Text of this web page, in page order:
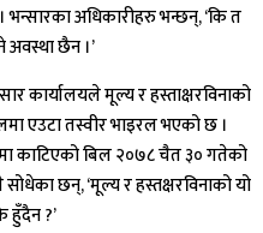
अधिकारीहरु भन्छन्, ‘कि त
अवस्था छैन ।’
कार्यालयले मूल्य र हस्ताक्षरविनाको
एउटा तस्वीर भाइरल भएको छ ।
काटिएको बिल २०७८ चैत ३० गतेको
छन्, ‘मूल्य र हस्तक्षरविनाको यो
हुँदैन ?’